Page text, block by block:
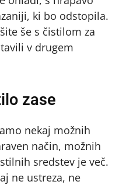
ki bo odstopila.
še s čistilom za
v drugem
zase
nekaj možnih
način, možnih
sredstev je več.
ne ustreza, ne